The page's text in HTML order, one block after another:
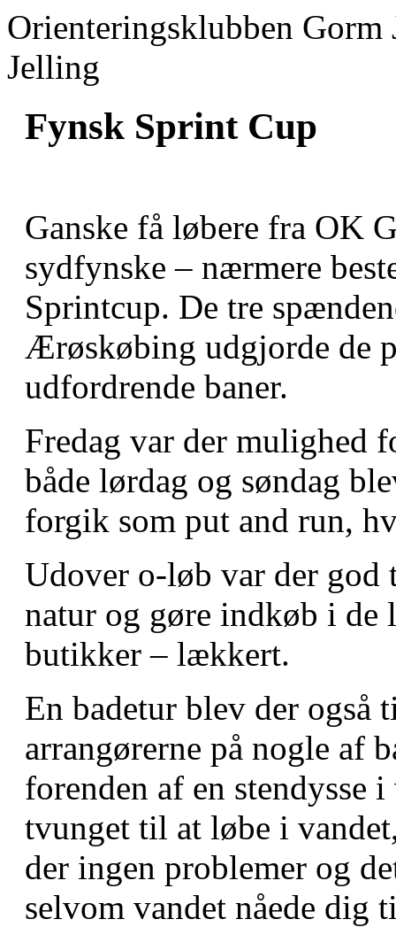
Orienteringsklubben
Jelling
Fynsk Sprint Cup
Ganske få løbere fra OK
sydfynske – nærmere
Sprintcup. De tre
Ærøskøbing udgjorde de
udfordrende baner.
Fredag var der mulighed
både lørdag og søndag
forgik som put and run,
Udover o-løb var der
natur og gøre indkøb i
butikker – lækkert.
En badetur blev der også
arrangørerne på nogle af
forenden af en stendysse
tvunget til at løbe i
der ingen problemer og
selvom vandet nåede dig